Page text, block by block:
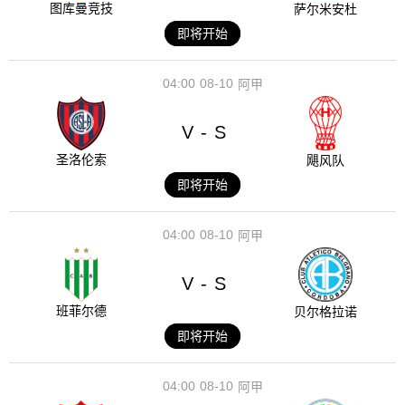
图库曼竞技
萨尔米安杜
即将开始
08-10
04:00 阿甲
圣洛伦索
V - S
飓风队
即将开始
08-10
04:00 阿甲
班菲尔德
V - S
贝尔格拉诺
即将开始
08-10
04:00 阿甲